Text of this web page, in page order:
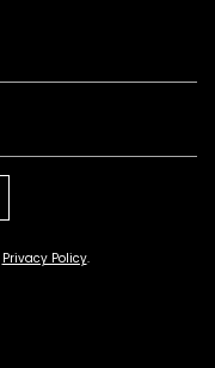
Privacy Policy.